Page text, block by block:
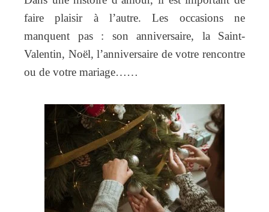
faire plaisir à l’autre. Les occasions ne
manquent pas : son anniversaire, la Saint-
Valentin, Noël, l’anniversaire de votre rencontre
ou de votre mariage……